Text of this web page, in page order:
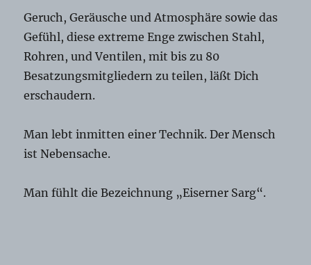
Geruch, Geräusche und Atmosphäre sowie das
Gefühl, diese extreme Enge zwischen Stahl,
Rohren, und Ventilen, mit bis zu 80
Besatzungsmitgliedern zu teilen, läßt Dich
erschaudern.
Man lebt inmitten einer Technik. Der Mensch
ist Nebensache.
Man fühlt die Bezeichnung „Eiserner Sarg“.